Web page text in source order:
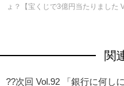
ょ？【宝くじで3億円当たりました
関
??次回 Vol.92 「銀行に何し